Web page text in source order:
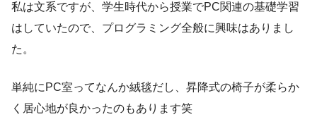
私は文系ですが、学生時代から授業でPC関連の基礎学習
はしていたので、プログラミング全般に興味はありまし
た。
単純にPC室ってなんか絨毯だし、昇降式の椅子が柔らか
く居心地が良かったのもあります笑